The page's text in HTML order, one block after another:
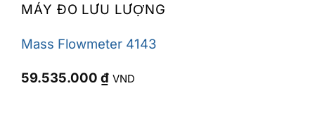
MÁY ĐO LƯU LƯỢNG
Mass Flowmeter 4143
59.535.000 ₫ VND